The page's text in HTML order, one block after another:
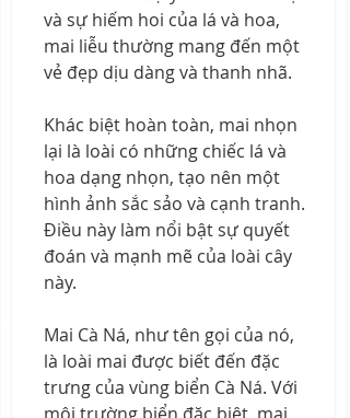
và sự hiếm hoi của lá và hoa,
mai liễu thường mang đến một
vẻ đẹp dịu dàng và thanh nhã.
Khác biệt hoàn toàn, mai nhọn
lại là loài có những chiếc lá và
hoa dạng nhọn, tạo nên một
hình ảnh sắc sảo và cạnh tranh.
Điều này làm nổi bật sự quyết
đoán và mạnh mẽ của loài cây
này.
Mai Cà Ná, như tên gọi của nó,
là loài mai được biết đến đặc
trưng của vùng biển Cà Ná. Với